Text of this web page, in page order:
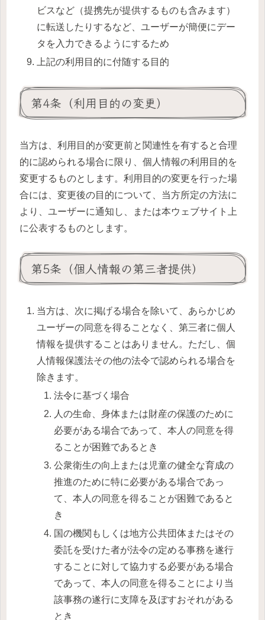
ビスなど（提携先が提供するものも含みます）
に転送したりするなど、ユーザーが簡便にデー
タを入力できるようにするため
上記の利用目的に付随する目的
第4条（利用目的の変更）
当方は、利用目的が変更前と関連性を有すると合理
的に認められる場合に限り、個人情報の利用目的を
変更するものとします。利用目的の変更を行った場
合には、変更後の目的について、当方所定の方法に
より、ユーザーに通知し、または本ウェブサイト上
に公表するものとします。
第5条（個人情報の第三者提供）
当方は、次に掲げる場合を除いて、あらかじめ
ユーザーの同意を得ることなく、第三者に個人
情報を提供することはありません。ただし、個
人情報保護法その他の法令で認められる場合を
除きます。
法令に基づく場合
人の生命、身体または財産の保護のために
必要がある場合であって、本人の同意を得
ることが困難であるとき
公衆衛生の向上または児童の健全な育成の
推進のために特に必要がある場合であっ
て、本人の同意を得ることが困難であると
き
国の機関もしくは地方公共団体またはその
委託を受けた者が法令の定める事務を遂行
することに対して協力する必要がある場合
であって、本人の同意を得ることにより当
該事務の遂行に支障を及ぼすおそれがある
とき